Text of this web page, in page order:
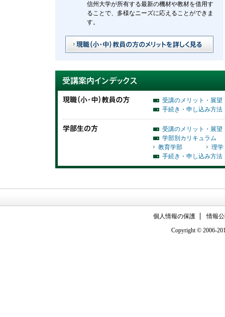
信州大学が所有する最新の機材や教材を借用す
ることで、多様なニーズに応えることができま
す。
受講のメリット・展望
手続き・申し込み方法
受講のメリット・展望
学部別カリキュラム
教育学部
理学
手続き・申し込み方法
個人情報の保護
情報
Copyright © 2006-